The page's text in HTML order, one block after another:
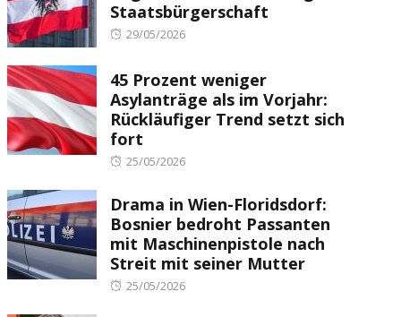
Staatsbürgerschaft
Posted
29/05/2026
45 Prozent weniger
Asylanträge als im Vorjahr:
Rückläufiger Trend setzt sich
fort
Posted
25/05/2026
Drama in Wien-Floridsdorf:
Bosnier bedroht Passanten
mit Maschinenpistole nach
Streit mit seiner Mutter
Posted
25/05/2026